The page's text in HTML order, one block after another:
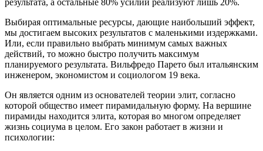
Выбирая оптимальные ресурсы, дающие наибольший эффект,
мы достигаем высоких результатов с маленькими издержками.
Или, если правильно выбрать минимум самых важных
действий, то можно быстро получить максимум
планируемого результата. Вильфредо Парето был итальянским
инженером, экономистом и социологом 19 века.
Он является одним из основателей теории элит, согласно
которой общество имеет пирамидальную форму. На вершине
пирамиды находится элита, которая во многом определяет
жизнь социума в целом. Его закон работает в жизни и
психологии: